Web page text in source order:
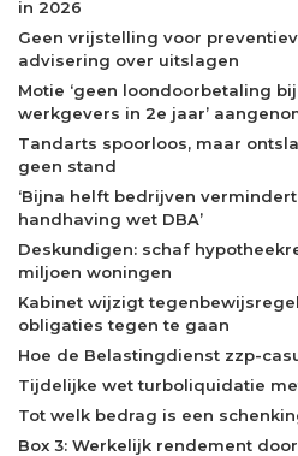
in 2026
Geen vrijstelling voor
advisering over uitslagen
Motie ‘geen loondoorbetaling
werkgevers in 2e jaar’
Tandarts spoorloos, maar
geen stand
‘Bijna helft bedrijven
handhaving wet DBA’
Deskundigen: schaf
miljoen woningen
Kabinet wijzigt
obligaties tegen te gaan
Hoe de Belastingdienst zzp-
Tijdelijke wet turboliquidatie
Tot welk bedrag is een
Box 3: Werkelijk rendement